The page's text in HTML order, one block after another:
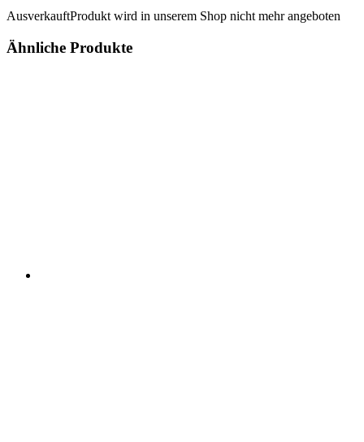
AusverkauftProdukt wird in unserem Shop nicht mehr angeboten
Ähnliche Produkte